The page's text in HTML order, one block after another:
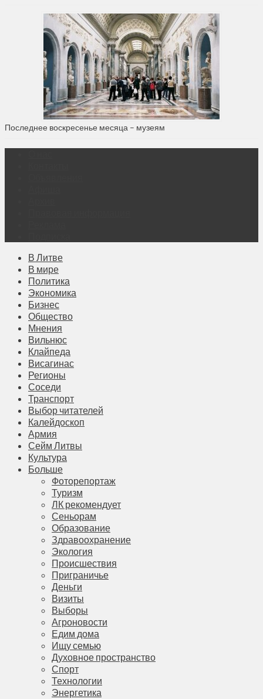
Последнее воскресенье месяца – музеям
В Литве
В мире
Политика
Экономика
Бизнес
Общество
Мнения
Вильнюс
Клайпеда
Висагинас
Регионы
Соседи
Транспорт
Выбор читателей
Калейдоскоп
Армия
Сейм Литвы
Культура
Больше
Фоторепортаж
Туризм
ЛК рекомендует
Сеньорам
Образование
Здравоохранение
Экология
Происшествия
Приграничье
Деньги
Визиты
Выборы
Агроновости
Едим дома
Ищу семью
Духовное пространство
Спорт
Технологии
Энергетика